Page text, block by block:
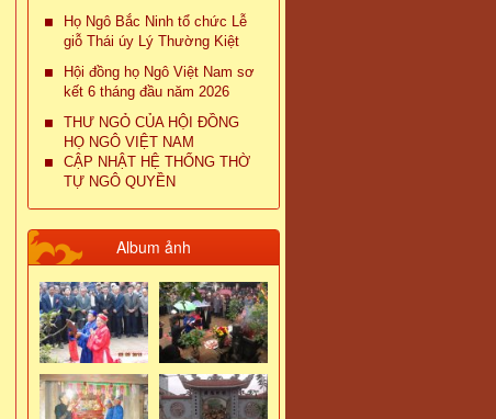
Họ Ngô Bắc Ninh tổ chức Lễ
giỗ Thái úy Lý Thường Kiệt
Hội đồng họ Ngô Việt Nam sơ
kết 6 tháng đầu năm 2026
THƯ NGỎ CỦA HỘI ĐỒNG
HỌ NGÔ VIỆT NAM
CẬP NHẬT HỆ THỐNG THỜ
TỰ NGÔ QUYỀN
Album ảnh